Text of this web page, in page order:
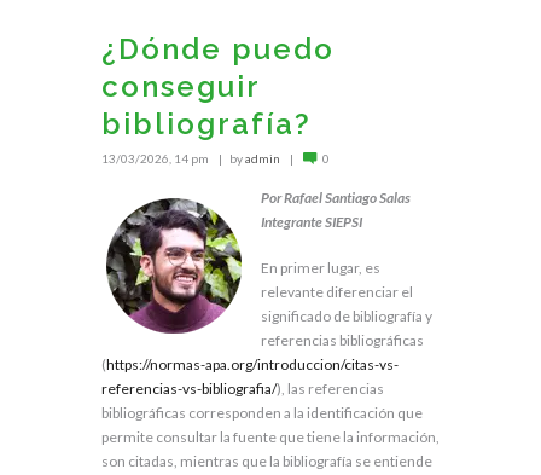
¿Dónde puedo
conseguir
bibliografía?
13/03/2026, 14 pm byadmin 0
Por Rafael Santiago Salas
Integrante SIEPSI
En primer lugar, es
relevante diferenciar el
significado de bibliografía y
referencias bibliográficas
(https://normas-apa.org/introduccion/citas-vs-
referencias-vs-bibliografia/), las referencias
bibliográficas corresponden a la identificación que
permite consultar la fuente que tiene la información,
son citadas, mientras que la bibliografía se entiende